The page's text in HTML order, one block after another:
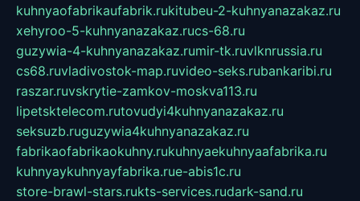
kuhnyaofabrikaufabrik.rukitubeu-2-kuhnyanazakaz.ru
xehyroo-5-kuhnyanazakaz.rucs-68.ru
guzywia-4-kuhnyanazakaz.rumir-tk.ruvlknrussia.ru
cs68.ruvladivostok-map.ruvideo-seks.rubankaribi.ru
raszar.ruvskrytie-zamkov-moskva113.ru
lipetsktelecom.rutovudyi4kuhnyanazakaz.ru
seksuzb.ruguzywia4kuhnyanazakaz.ru
fabrikaofabrikaokuhny.rukuhnyaekuhnyaafabrika.ru
kuhnyaykuhnyayfabrika.rue-abis1c.ru
store-brawl-stars.rukts-services.rudark-sand.ru